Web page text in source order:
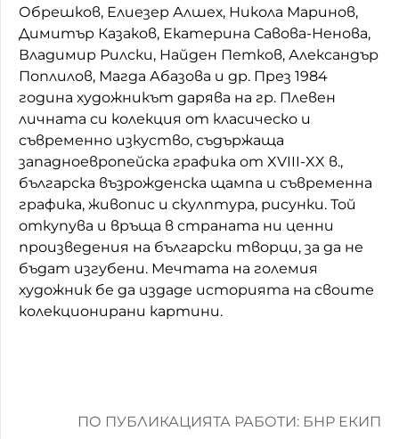
Обрешков, Елиезер Алшех, Никола Маринов,
Димитър Казаков, Екатерина Савова-Ненова,
Владимир Рилски, Найден Петков, Александър
Поплилов, Магда Абазова и др. През 1984
година художникът дарява на гр. Плевен
личната си колекция от класическо и
съвременно изкуство, съдържаща
западноевропейска графика от XVIII-XX в.,
българска възрожденска щампа и съвременна
графика, живопис и скулптура, рисунки. Той
откупува и връща в страната ни ценни
произведения на български творци, за да не
бъдат изгубени. Мечтата на големия
художник бе да издаде историята на своите
колекционирани картини.
ПО ПУБЛИКАЦИЯТА РАБОТИ: БНР ЕКИП